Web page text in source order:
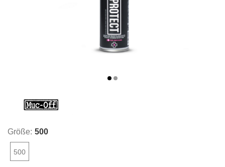
Größe: 500
500